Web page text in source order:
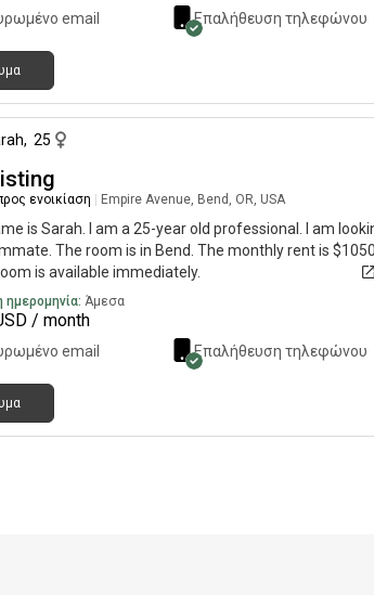
email Επαλήθευση τηλεφώνου
, 25
ενοικίαση Empire Avenue, Bend, OR, USA
is Sarah. I am a 25-year old professional. I am
The room is in Bend. The monthly rent is $1050
is available immediately.
ημερομηνία: Άμεσα
/ month
email Επαλήθευση τηλεφώνου
page